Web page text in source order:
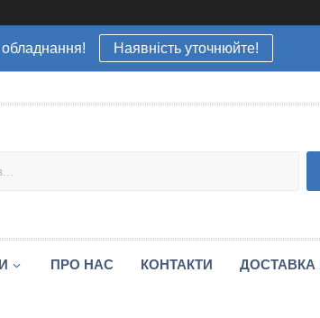
обладнання! Наявність уточнюйте!
ПРО НАС КОНТАКТИ ДОСТАВКА